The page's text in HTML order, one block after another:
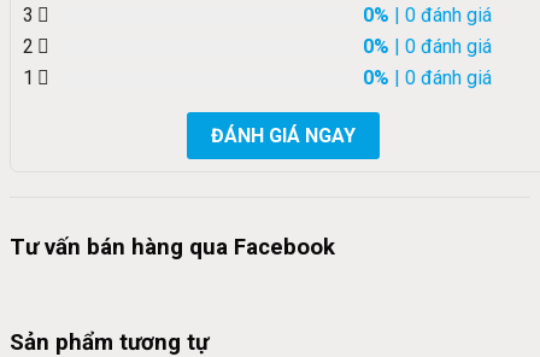
3
0% | 0 đánh giá
2
0% | 0 đánh giá
1
0% | 0 đánh giá
ĐÁNH GIÁ NGAY
Tư vấn bán hàng qua Facebook
Sản phẩm tương tự